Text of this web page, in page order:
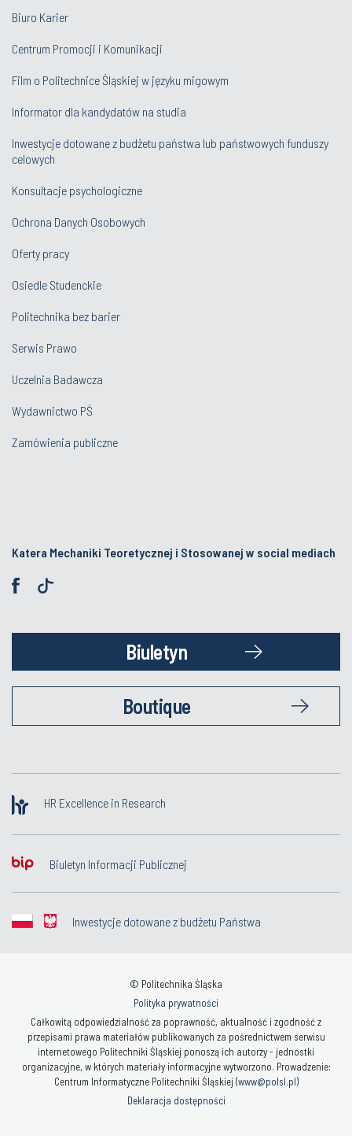
Biuro Karier
Centrum Promocji i Komunikacji
Film o Politechnice Śląskiej w języku migowym
Informator dla kandydatów na studia
Inwestycje dotowane z budżetu państwa lub państwowych funduszy
celowych
Konsultacje psychologiczne
Ochrona Danych Osobowych
Oferty pracy
Osiedle Studenckie
Politechnika bez barier
Serwis Prawo
Uczelnia Badawcza
Wydawnictwo PŚ
Zamówienia publiczne
Katera Mechaniki Teoretycznej i Stosowanej w social mediach
Biuletyn
Boutique
HR Excellence in Research
Biuletyn Informacji Publicznej
Inwestycje dotowane z budżetu Państwa
© Politechnika Śląska
Polityka prywatności
Całkowitą odpowiedzialność za poprawność, aktualność i zgodność z
przepisami prawa materiałów publikowanych za pośrednictwem serwisu
internetowego Politechniki Śląskiej ponoszą ich autorzy - jednostki
organizacyjne, w których materiały informacyjne wytworzono. Prowadzenie:
Centrum Informatyczne Politechniki Śląskiej (www@polsl.pl)
Deklaracja dostępności